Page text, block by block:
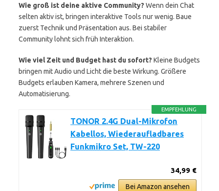
Wie groß ist deine aktive Community? Wenn dein Chat
selten aktiv ist, bringen interaktive Tools nur wenig. Baue
zuerst Technik und Präsentation aus. Bei stabiler
Community lohnt sich früh Interaktion.
Wie viel Zeit und Budget hast du sofort? Kleine Budgets
bringen mit Audio und Licht die beste Wirkung. Größere
Budgets erlauben Kamera, mehrere Szenen und
Automatisierung.
EMPFEHLUNG
TONOR 2.4G Dual-Mikrofon
Kabellos, Wiederaufladbares
Funkmikro Set, TW-220
34,99 €
Bei Amazon ansehen